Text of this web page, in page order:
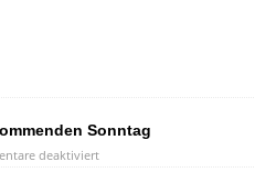
Sonntag
deaktiviert